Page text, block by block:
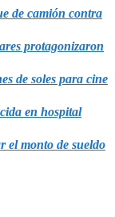
de camión contra
protagonizaron
de soles para cine
en hospital
el monto de sueldo